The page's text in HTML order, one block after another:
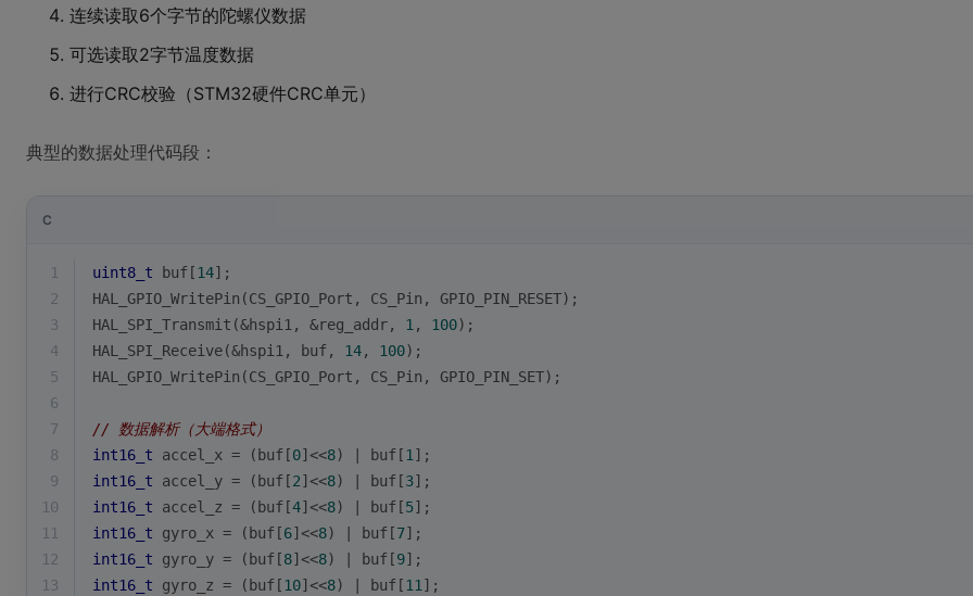
连续读取6个字节的陀螺仪数据
可选读取2字节温度数据
进行CRC校验（STM32硬件CRC单元）
典型的数据处理代码段：
C
1 uint8_t buf[14];
2
HAL_GPIO_WritePin(CS_GPIO_Port, CS_Pin, GPIO_PIN_RESET);
3
HAL_SPI_Transmit(&hspi1, &reg_addr, 1 , 100);
4
HAL_SPI_Receive(&hspi1, buf, 14, 100);
5
HAL_GPIO_WritePin(CS_GPIO_Port, CS_Pin, GPIO_PIN_SET);
6
7
// 数据解析（大端格式）
8
int16_t accel_x = (buf[0]<<8) | buf[1 ];
9
int16_t accel_y = (buf[2]<<8) | buf[3];
10
int16_t accel_z = (buf[4]<<8) | buf[5];
11
int16_t gyro_x = (buf[6]<<8) | buf[7];
12
int16_t gyro_y = (buf[8]<<8) | buf[9];
13
int16_t gyro_z = (buf[10]<<8) | buf[11 ];